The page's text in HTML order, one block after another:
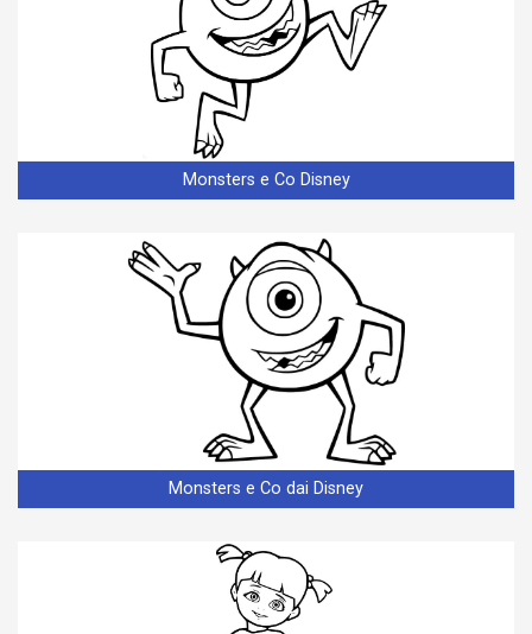
Monsters e Co Disney
Monsters e Co dai Disney